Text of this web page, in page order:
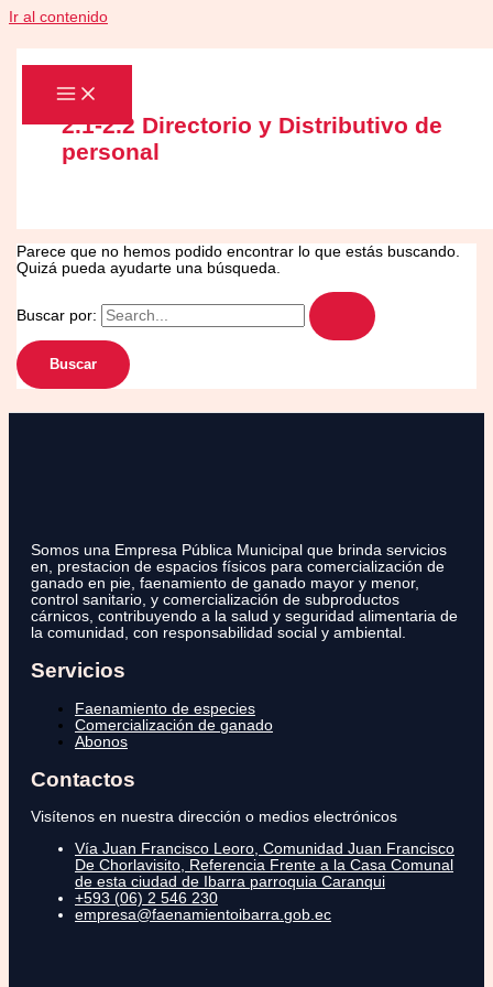
Ir al contenido
2.1-2.2 Directorio y Distributivo de
personal
Parece que no hemos podido encontrar lo que estás buscando.
Quizá pueda ayudarte una búsqueda.
Buscar por:
Somos una Empresa Pública Municipal que brinda servicios
en, prestacion de espacios físicos para comercialización de
ganado en pie, faenamiento de ganado mayor y menor,
control sanitario, y comercialización de subproductos
cárnicos, contribuyendo a la salud y seguridad alimentaria de
la comunidad, con responsabilidad social y ambiental.
Servicios
Faenamiento de especies
Comercialización de ganado
Abonos
Contactos
Visítenos en nuestra dirección o medios electrónicos
Vía Juan Francisco Leoro, Comunidad Juan Francisco
De Chorlavisito, Referencia Frente a la Casa Comunal
de esta ciudad de Ibarra parroquia Caranqui
+593 (06) 2 546 230
empresa@faenamientoibarra.gob.ec